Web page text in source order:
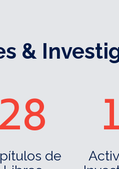
&
de